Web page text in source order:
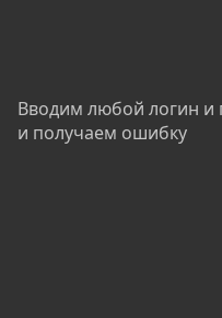
Вводим любой логин и
и получаем ошибку